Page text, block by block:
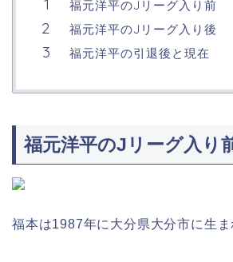
福元洋平のJリーグ入り前
福元洋平のJリーグ入り後
福元洋平の引退後と現在
福元洋平のJリーグ入り
福本は1987年に大分県大分市に生ま